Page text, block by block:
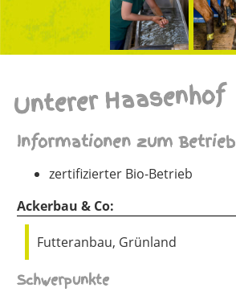
Unterer Haasenhof
Informationen zum Betrieb
zertifizierter Bio-Betrieb
Ackerbau & Co:
Futteranbau, Grünland
Schwerpunkte